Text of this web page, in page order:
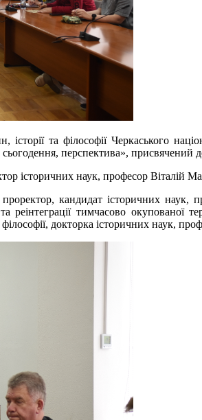
та філософії Черкаського
перспектива», присвячений
історичних наук, професор Віталій
кандидат історичних наук,
реінтеграції тимчасово окупованої
докторка історичних наук,